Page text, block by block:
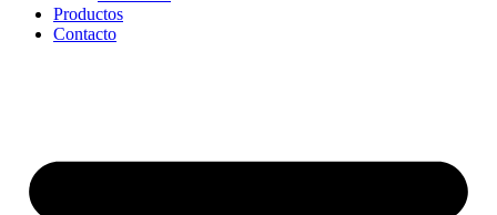
Productos
Contacto